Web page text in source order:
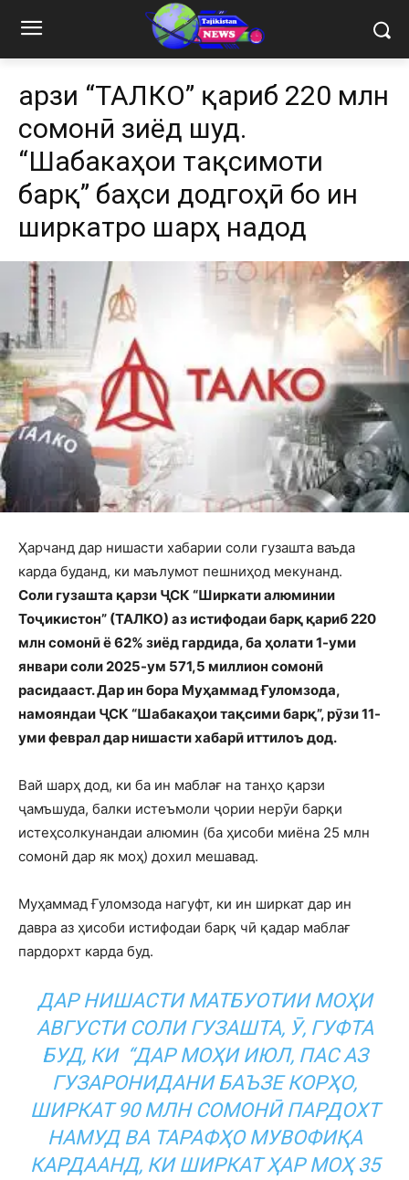
Қарзи “ТАЛКО” қариб 220 млн
сомонӣ зиёд шуд.
“Шабакаҳои тақсимоти
барқ” баҳси додгоҳӣ бо ин
ширкатро шарҳ надод
Ҳарчанд дар нишасти хабарии соли гузашта ваъда
карда буданд, ки маълумот пешниҳод мекунанд.
Соли гузашта қарзи ҶСК “Ширкати алюминии
Тоҷикистон” (ТАЛКО) аз истифодаи барқ қариб 220
млн сомонӣ ё 62% зиёд гардида, ба ҳолати 1-уми
январи соли 2025-ум 571,5 миллион сомонӣ
расидааст. Дар ин бора Муҳаммад Ғуломзода,
намояндаи ҶСК “Шабакаҳои тақсими барқ”, рӯзи 11-
уми феврал дар нишасти хабарӣ иттилоъ дод.
Вай шарҳ дод, ки ба ин маблағ на танҳо қарзи
ҷамъшуда, балки истеъмоли ҷории нерӯи барқи
истеҳсолкунандаи алюмин (ба ҳисоби миёна 25 млн
сомонӣ дар як моҳ) дохил мешавад.
Муҳаммад Ғуломзода нагуфт, ки ин ширкат дар ин
давра аз ҳисоби истифодаи барқ чӣ қадар маблағ
пардорхт карда буд.
ДАР НИШАСТИ МАТБУОТИИ МОҲИ
АВГУСТИ СОЛИ ГУЗАШТА, Ӯ, ГУФТА
БУД, КИ “ДАР МОҲИ ИЮЛ, ПАС АЗ
ГУЗАРОНИДАНИ БАЪЗЕ КОРҲО,
ШИРКАТ 90 МЛН СОМОНӢ ПАРДОХТ
НАМУД ВА ТАРАФҲО МУВОФИҚА
КАРДААНД, КИ ШИРКАТ ҲАР МОҲ 35